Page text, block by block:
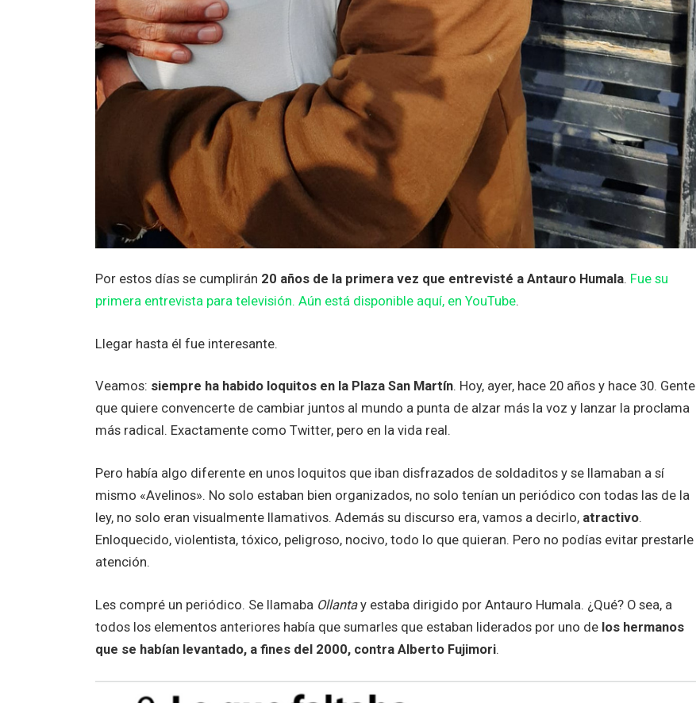
Por estos días se cumplirán 20 años de la primera vez que entrevisté a Antauro Humala. Fue su
primera entrevista para televisión. Aún está disponible aquí, en YouTube.
Llegar hasta él fue interesante.
Veamos: siempre ha habido loquitos en la Plaza San Martín. Hoy, ayer, hace 20 años y hace 30. Gente
que quiere convencerte de cambiar juntos al mundo a punta de alzar más la voz y lanzar la proclama
más radical. Exactamente como Twitter, pero en la vida real.
Pero había algo diferente en unos loquitos que iban disfrazados de soldaditos y se llamaban a sí
mismo «Avelinos». No solo estaban bien organizados, no solo tenían un periódico con todas las de la
ley, no solo eran visualmente llamativos. Además su discurso era, vamos a decirlo, atractivo.
Enloquecido, violentista, tóxico, peligroso, nocivo, todo lo que quieran. Pero no podías evitar prestarle
atención.
Les compré un periódico. Se llamaba Ollantay estaba dirigido por Antauro Humala. ¿Qué? O sea, a
todos los elementos anteriores había que sumarles que estaban liderados por uno de los hermanos
que se habían levantado, a fines del 2000, contra Alberto Fujimori.